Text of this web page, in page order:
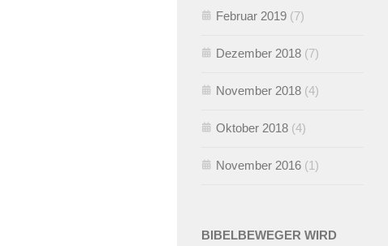
Februar 2019 (7)
Dezember 2018 (7)
November 2018 (4)
Oktober 2018 (4)
November 2016 (1)
BIBELBEWEGER WIRD